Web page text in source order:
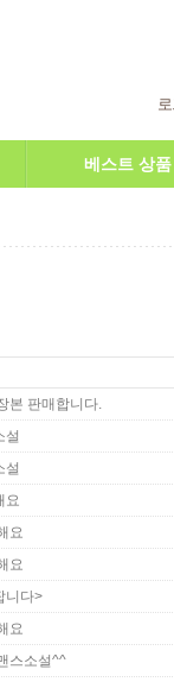
베스트 상품
본 판매합니다.
설
설
요
요
요
니다>
요
스소설^^